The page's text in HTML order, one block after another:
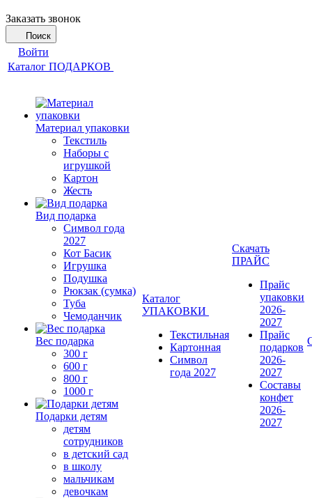
Заказать звонок
Поиск
Войти
Каталог ПОДАРКОВ
Материал упаковки
Текстиль
Наборы с
игрушкой
Картон
Жесть
Вид подарка
Символ года
2027
Кот Басик
Игрушка
Подушка
Рюкзак (сумка)
Туба
Чемоданчик
Вес подарка
300 г
600 г
800 г
1000 г
Подарки детям
детям
сотрудников
в детский сад
в школу
мальчикам
девочкам
Каталог
УПАКОВКИ
Текстильная
Картонная
Символ
года 2027
Скачать
ПРАЙС
Прайс
упаковки
2026-
2027
Прайс
подарков
2026-
2027
Составы
конфет
2026-
2027